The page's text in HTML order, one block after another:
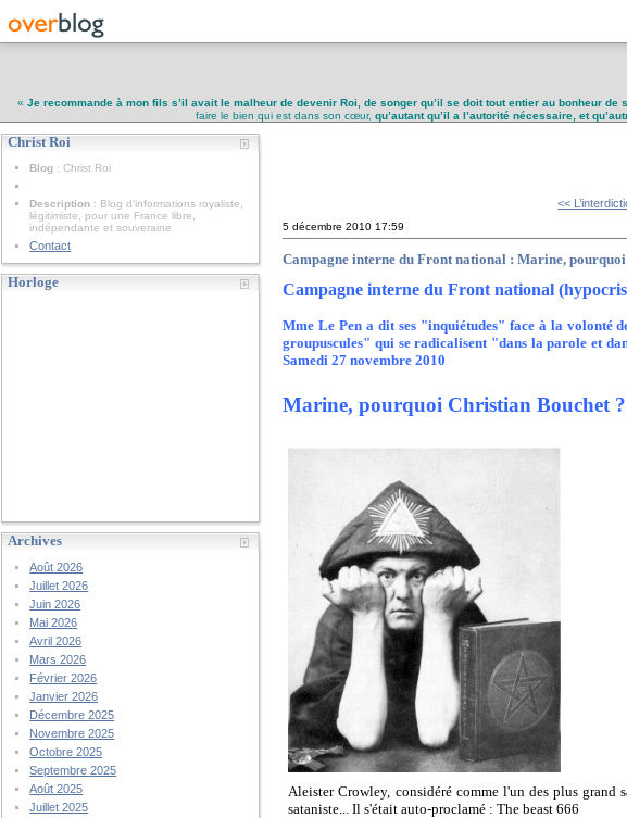
« Je recommande à mon fils s’il avait le malheur de devenir Roi, de songer qu’il se doit tout entier au bonheur
faire le bien qui est dans son cœur, qu’autant qu’il a l’autorité nécessaire, et
Christ Roi
Blog : Christ Roi
Description : Blog d'informations royaliste,
légitimiste, pour une France libre,
indépendante et souveraine
Contact
Horloge
Archives
Août 2026
Juillet 2026
Juin 2026
Mai 2026
Avril 2026
Mars 2026
Février 2026
Janvier 2026
Décembre 2025
Novembre 2025
Octobre 2025
Septembre 2025
Août 2025
Juillet 2025
<<
5 décembre 2010 17:59
Campagne interne du Front national : Marine,
Campagne interne du Front national
Mme Le Pen a dit ses "inquiétudes" face à la volonté
groupuscules" qui se radicalisent "dans la parole et
Samedi 27 novembre 2010
Marine, pourquoi Christian Bouchet ?
Aleister Crowley, considéré comme l'un des plus grand
sataniste... Il s'était auto-proclamé : The beast 666